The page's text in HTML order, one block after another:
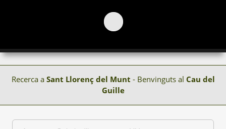
Recerca a Sant Llorenç del Munt - Benvinguts al Cau del
Guille